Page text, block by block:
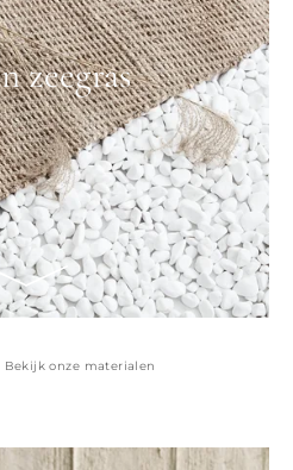
zeegras
Bekijk onze materialen